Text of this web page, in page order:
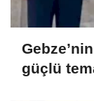
güçlü